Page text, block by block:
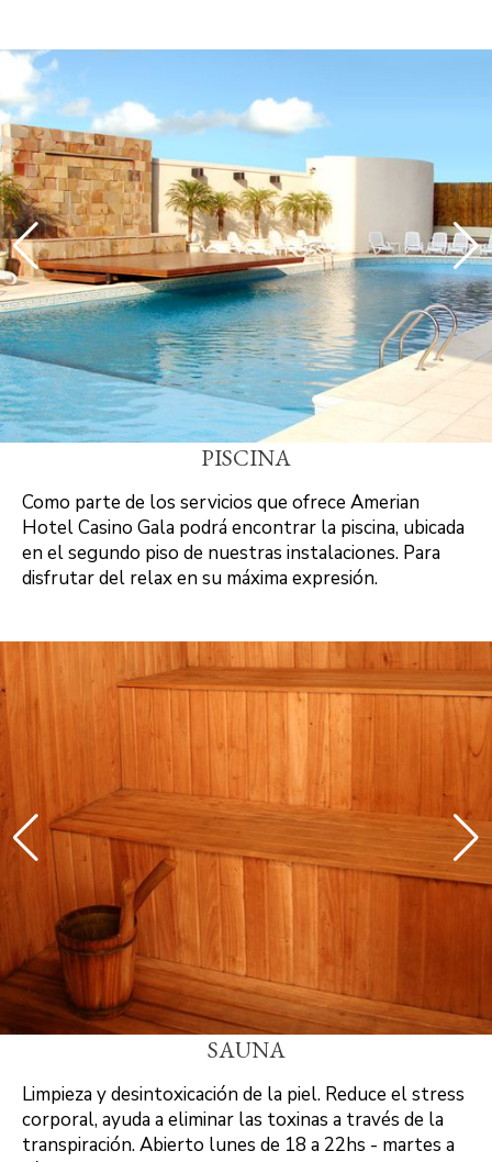
PISCINA
Como parte de los servicios que ofrece Amerian
Hotel Casino Gala podrá encontrar la piscina, ubicada
en el segundo piso de nuestras instalaciones. Para
disfrutar del relax en su máxima expresión.
SAUNA
Limpieza y desintoxicación de la piel. Reduce el stress
corporal, ayuda a eliminar las toxinas a través de la
transpiración. Abierto lunes de 18 a 22hs - martes a